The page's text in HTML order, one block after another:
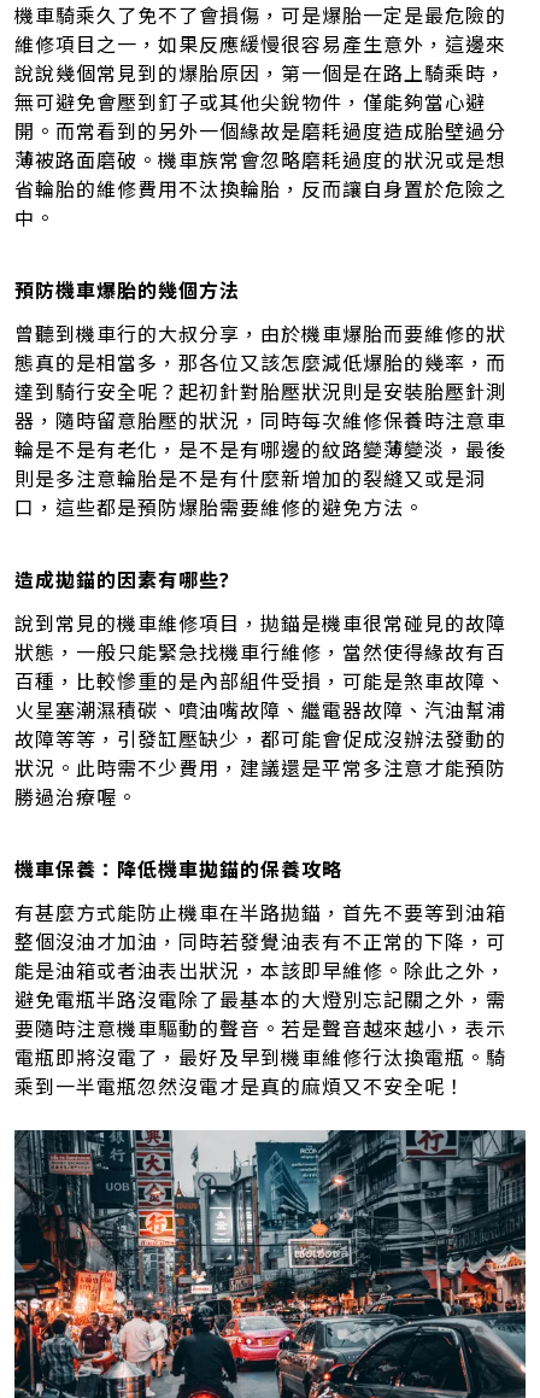
機車騎乘久了免不了會損傷，可是爆胎一定是最危險的
維修項目之一，如果反應緩慢很容易產生意外，這邊來
說說幾個常見到的爆胎原因，第一個是在路上騎乘時，
無可避免會壓到釘子或其他尖銳物件，僅能夠當心避
開。而常看到的另外一個緣故是磨耗過度造成胎壁過分
薄被路面磨破。機車族常會忽略磨耗過度的狀況或是想
省輪胎的維修費用不汰換輪胎，反而讓自身置於危險之
中。
預防機車爆胎的幾個方法
曾聽到機車行的大叔分享，由於機車爆胎而要維修的狀
態真的是相當多，那各位又該怎麼減低爆胎的幾率，而
達到騎行安全呢？起初針對胎壓狀況則是安裝胎壓針測
器，隨時留意胎壓的狀況，同時每次維修保養時注意車
輪是不是有老化，是不是有哪邊的紋路變薄變淡，最後
則是多注意輪胎是不是有什麼新增加的裂縫又或是洞
口，這些都是預防爆胎需要維修的避免方法。
造成拋錨的因素有哪些?
說到常見的機車維修項目，拋錨是機車很常碰見的故障
狀態，一般只能緊急找機車行維修，當然使得緣故有百
百種，比較慘重的是內部組件受損，可能是煞車故障、
火星塞潮濕積碳、噴油嘴故障、繼電器故障、汽油幫浦
故障等等，引發缸壓缺少，都可能會促成沒辦法發動的
狀況。此時需不少費用，建議還是平常多注意才能預防
勝過治療喔。
機車保養：降低機車拋錨的保養攻略
有甚麼方式能防止機車在半路拋錨，首先不要等到油箱
整個沒油才加油，同時若發覺油表有不正常的下降，可
能是油箱或者油表出狀況，本該即早維修。除此之外，
避免電瓶半路沒電除了最基本的大燈別忘記關之外，需
要隨時注意機車驅動的聲音。若是聲音越來越小，表示
電瓶即將沒電了，最好及早到機車維修行汰換電瓶。騎
乘到一半電瓶忽然沒電才是真的麻煩又不安全呢！